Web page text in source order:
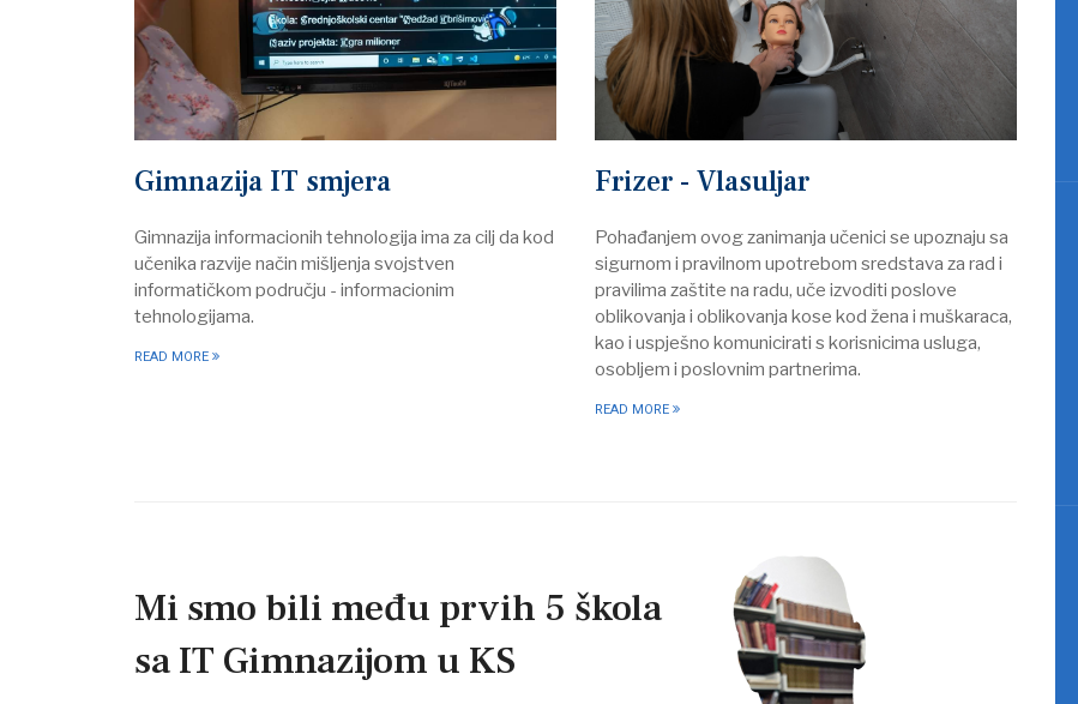
Gimnazija IT smjera
Gimnazija informacionih tehnologija ima za cilj da kod
učenika razvije način mišljenja svojstven
informatičkom području - informacionim
tehnologijama.
READ MORE
Frizer - Vlasuljar
Pohađanjem ovog zanimanja učenici se upoznaju sa
sigurnom i pravilnom upotrebom sredstava za rad i
pravilima zaštite na radu, uče izvoditi poslove
oblikovanja i oblikovanja kose kod žena i muškaraca,
kao i uspješno komunicirati s korisnicima usluga,
osobljem i poslovnim partnerima.
READ MORE
Mi smo bili među prvih 5 škola
sa IT Gimnazijom u KS